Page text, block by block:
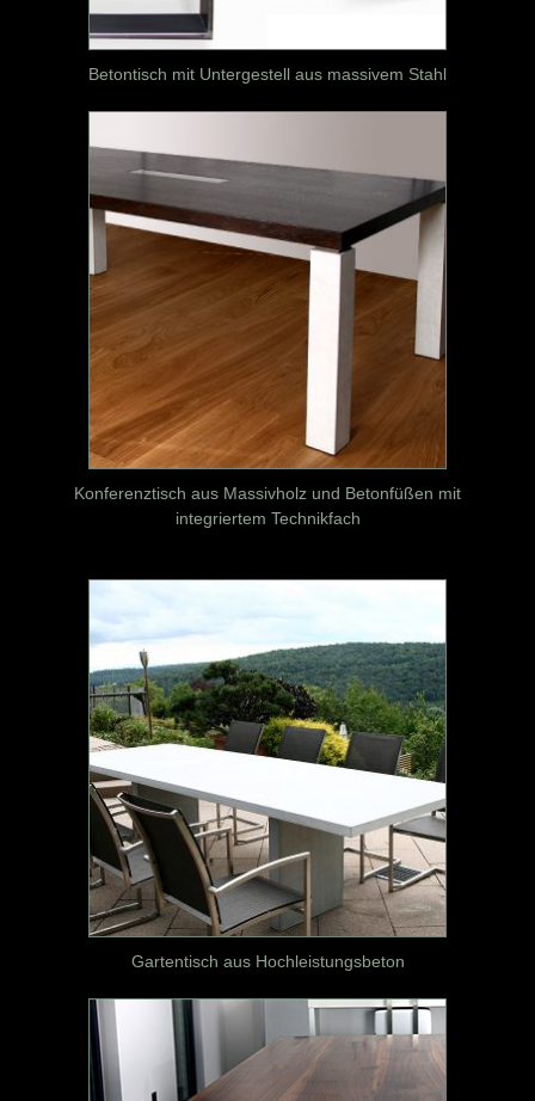
Betontisch mit Untergestell aus massivem Stahl
Konferenztisch aus Massivholz und Betonfüßen mit
integriertem Technikfach
Gartentisch aus Hochleistungsbeton